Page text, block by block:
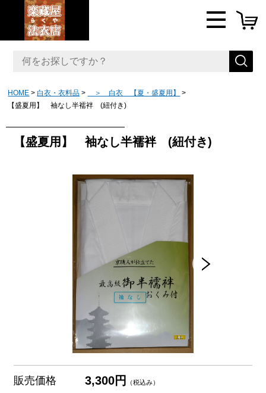
HOME 白衣・衣料品
＞ 白衣 【夏・盛夏用】
【盛夏用】 袖なし半襦袢 (紐付き)
【盛夏用】 袖なし半襦袢 (紐付き)
販売価格 3,300円 （税込み）